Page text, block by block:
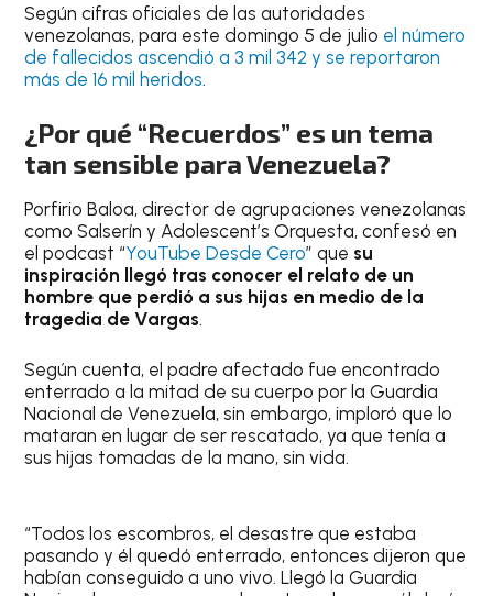
Según cifras oficiales de las autoridades
venezolanas, para este domingo 5 de julio el número
de fallecidos ascendió a 3 mil 342 y se reportaron
más de 16 mil heridos.
¿Por qué “Recuerdos” es un tema
tan sensible para Venezuela?
Porfirio Baloa, director de agrupaciones venezolanas
como Salserín y Adolescent’s Orquesta, confesó en
el podcast “YouTube Desde Cero” que su
inspiración llegó tras conocer el relato de un
hombre que perdió a sus hijas en medio de la
tragedia de Vargas.
Según cuenta, el padre afectado fue encontrado
enterrado a la mitad de su cuerpo por la Guardia
Nacional de Venezuela, sin embargo, imploró que lo
mataran en lugar de ser rescatado, ya que tenía a
sus hijas tomadas de la mano, sin vida.
“Todos los escombros, el desastre que estaba
pasando y él quedó enterrado, entonces dijeron que
habían conseguido a uno vivo. Llegó la Guardia